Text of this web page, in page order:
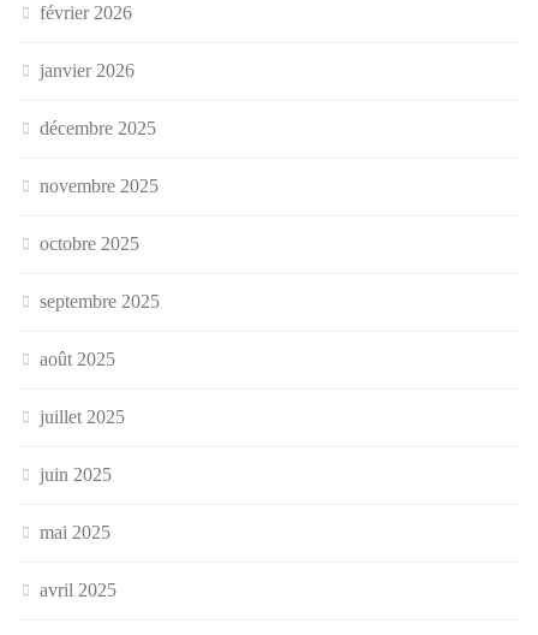
février 2026
janvier 2026
décembre 2025
novembre 2025
octobre 2025
septembre 2025
août 2025
juillet 2025
juin 2025
mai 2025
avril 2025